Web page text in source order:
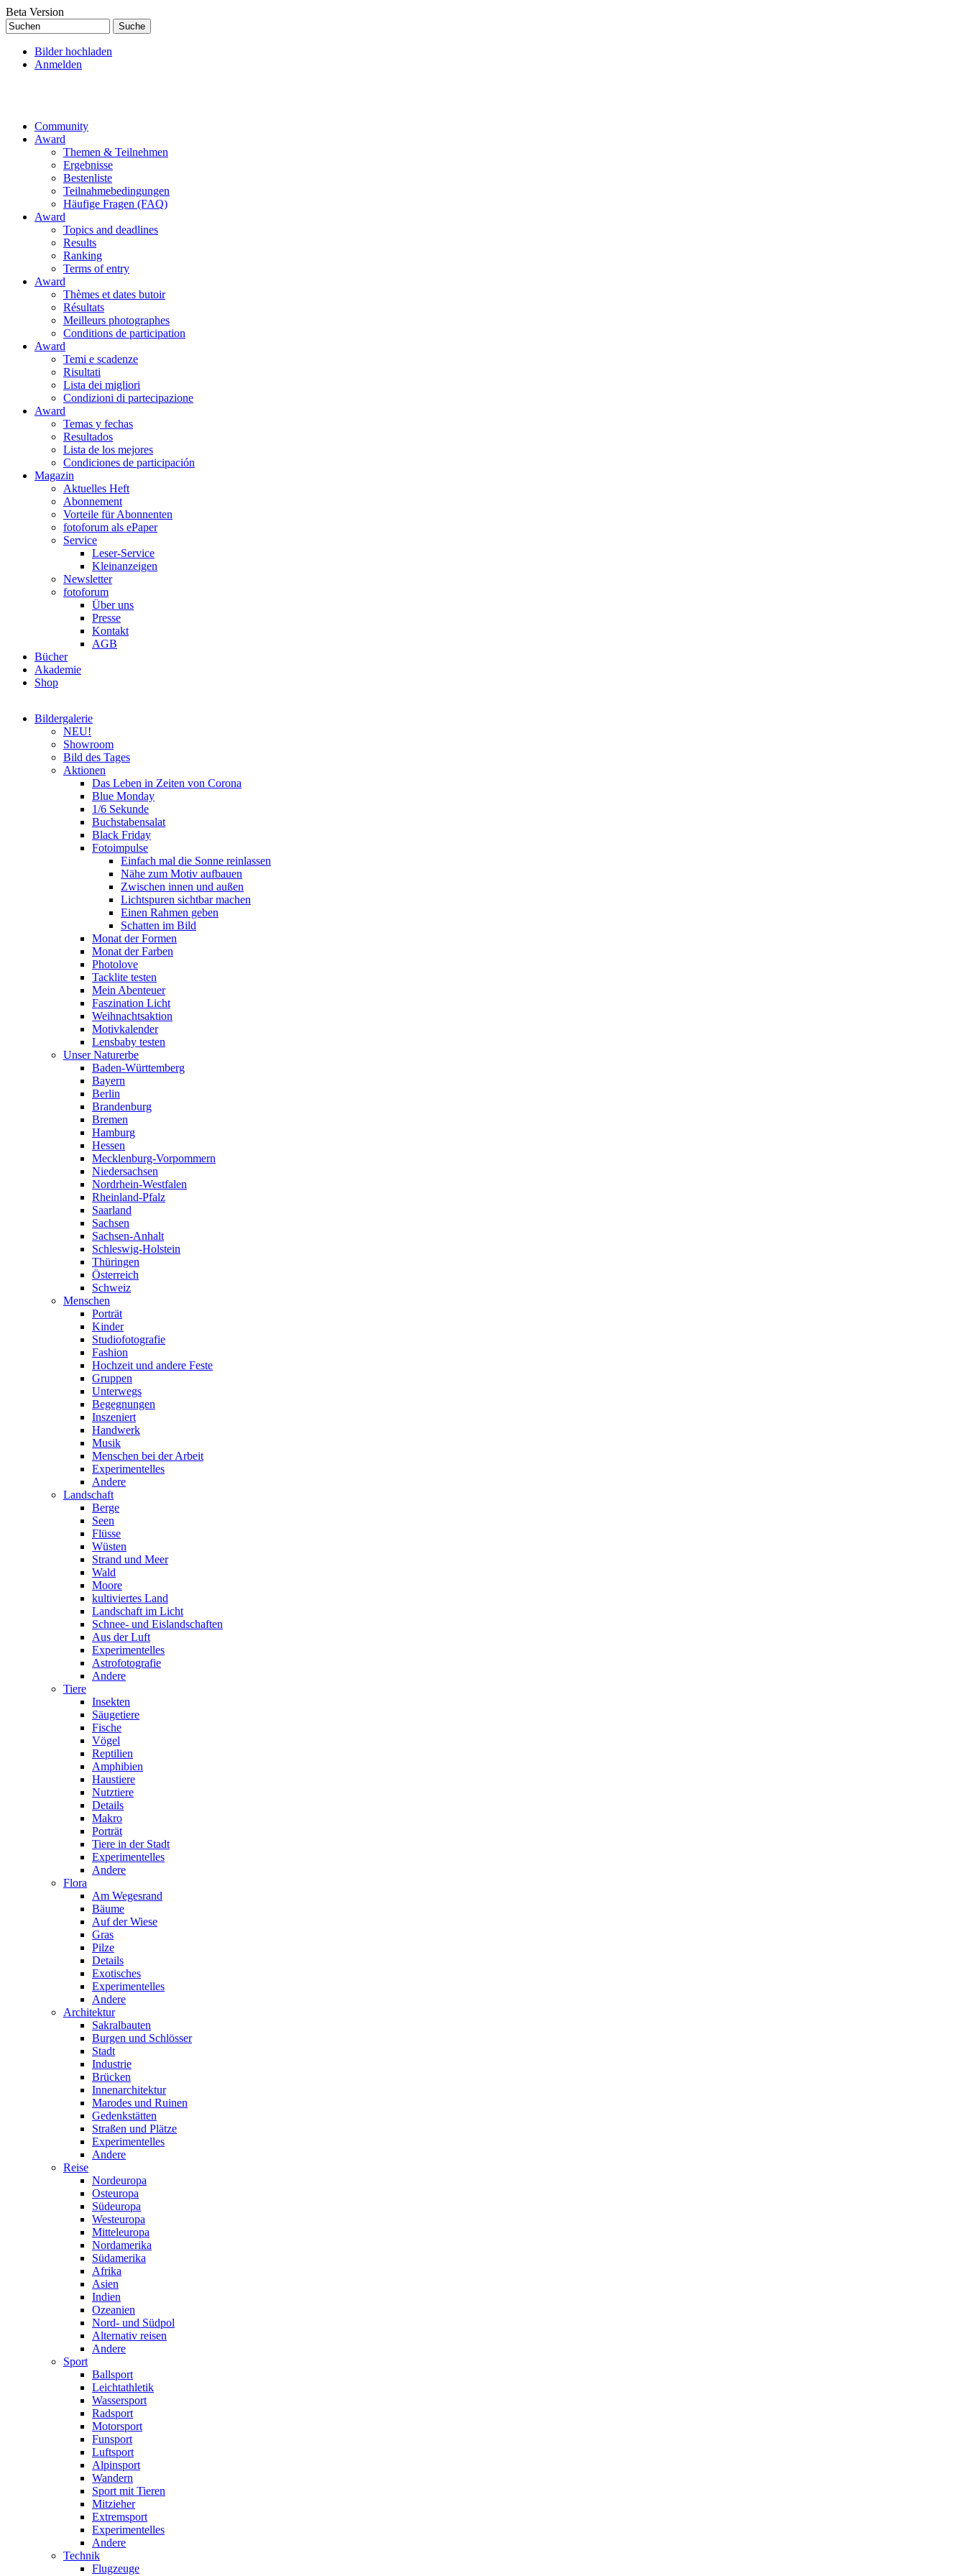
Direkt zum Inhalt
Beta Version
Suchen
Bilder hochladen
Anmelden
Community
Award
Themen & Teilnehmen
Ergebnisse
Bestenliste
Teilnahmebedingungen
Häufige Fragen (FAQ)
Award
Topics and deadlines
Results
Ranking
Terms of entry
Award
Thèmes et dates butoir
Résultats
Meilleurs photographes
Conditions de participation
Award
Temi e scadenze
Risultati
Lista dei migliori
Condizioni di partecipazione
Award
Temas y fechas
Resultados
Lista de los mejores
Condiciones de participación
Magazin
Aktuelles Heft
Abonnement
Vorteile für Abonnenten
fotoforum als ePaper
Service
Leser-Service
Kleinanzeigen
Newsletter
fotoforum
Über uns
Presse
Kontakt
AGB
Bücher
Akademie
Shop
Bildergalerie
NEU!
Showroom
Bild des Tages
Aktionen
Das Leben in Zeiten von Corona
Blue Monday
1/6 Sekunde
Buchstabensalat
Black Friday
Fotoimpulse
Einfach mal die Sonne reinlassen
Nähe zum Motiv aufbauen
Zwischen innen und außen
Lichtspuren sichtbar machen
Einen Rahmen geben
Schatten im Bild
Monat der Formen
Monat der Farben
Photolove
Tacklite testen
Mein Abenteuer
Faszination Licht
Weihnachtsaktion
Motivkalender
Lensbaby testen
Unser Naturerbe
Baden-Württemberg
Bayern
Berlin
Brandenburg
Bremen
Hamburg
Hessen
Mecklenburg-Vorpommern
Niedersachsen
Nordrhein-Westfalen
Rheinland-Pfalz
Saarland
Sachsen
Sachsen-Anhalt
Schleswig-Holstein
Thüringen
Österreich
Schweiz
Menschen
Porträt
Kinder
Studiofotografie
Fashion
Hochzeit und andere Feste
Gruppen
Unterwegs
Begegnungen
Inszeniert
Handwerk
Musik
Menschen bei der Arbeit
Experimentelles
Andere
Landschaft
Berge
Seen
Flüsse
Wüsten
Strand und Meer
Wald
Moore
kultiviertes Land
Landschaft im Licht
Schnee- und Eislandschaften
Aus der Luft
Experimentelles
Astrofotografie
Andere
Tiere
Insekten
Säugetiere
Fische
Vögel
Reptilien
Amphibien
Haustiere
Nutztiere
Details
Makro
Porträt
Tiere in der Stadt
Experimentelles
Andere
Flora
Am Wegesrand
Bäume
Auf der Wiese
Gras
Pilze
Details
Exotisches
Experimentelles
Andere
Architektur
Sakralbauten
Burgen und Schlösser
Stadt
Industrie
Brücken
Innenarchitektur
Marodes und Ruinen
Gedenkstätten
Straßen und Plätze
Experimentelles
Andere
Reise
Nordeuropa
Osteuropa
Südeuropa
Westeuropa
Mitteleuropa
Nordamerika
Südamerika
Afrika
Asien
Indien
Ozeanien
Nord- und Südpol
Alternativ reisen
Andere
Sport
Ballsport
Leichtathletik
Wassersport
Radsport
Motorsport
Funsport
Luftsport
Alpinsport
Wandern
Sport mit Tieren
Mitzieher
Extremsport
Experimentelles
Andere
Technik
Flugzeuge